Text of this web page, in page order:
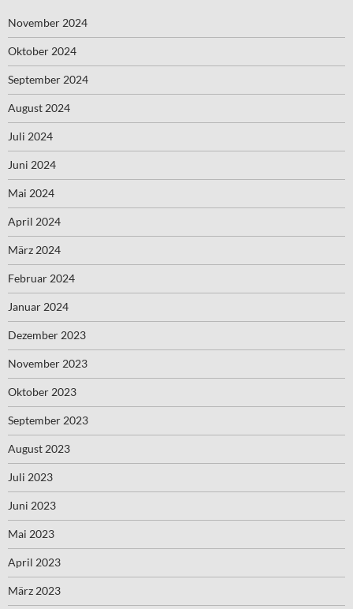
November 2024
Oktober 2024
September 2024
August 2024
Juli 2024
Juni 2024
Mai 2024
April 2024
März 2024
Februar 2024
Januar 2024
Dezember 2023
November 2023
Oktober 2023
September 2023
August 2023
Juli 2023
Juni 2023
Mai 2023
April 2023
März 2023